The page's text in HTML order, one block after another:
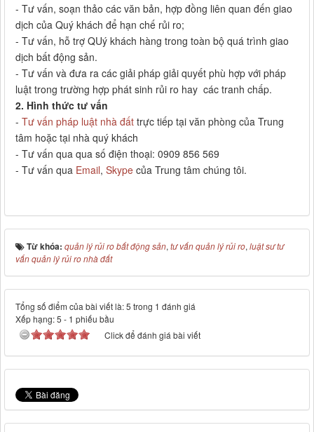
- Tư vấn, soạn thảo các văn bản, hợp đồng liên quan đến giao
dịch của Quý khách để hạn chế rủi ro;
- Tư vấn, hỗ trợ QUý khách hàng trong toàn bộ quá trình giao
dịch bất động sản.
- Tư vấn và đưa ra các giải pháp giải quyết phù hợp với pháp
luật trong trường hợp phát sinh rủi ro hay các tranh chấp.
2. Hình thức tư vấn
- Tư vấn pháp luật nhà đất trực tiếp tại văn phòng của Trung
tâm hoặc tại nhà quý khách
- Tư vấn qua qua số điện thoại: 0909 856 569
- Tư vấn qua Email, Skype của Trung tâm chúng tôi.
Từ khóa: quản lý rủi ro bất động sản, tư vấn quản lý rủi ro, luật sư tư
vấn quản lý rủi ro nhà đất
Tổng số điểm của bài viết là: 5 trong 1 đánh giá
Xếp hạng:5 - 1 phiếu bầu
Click để đánh giá bài viết